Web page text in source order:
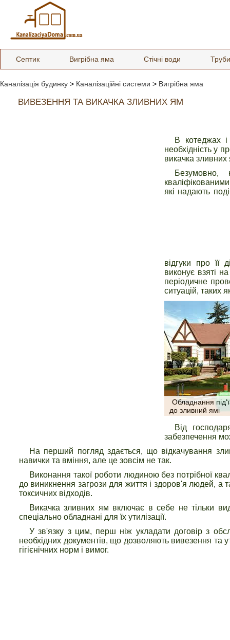
Септик Вигрібна яма Стічні води Труби
Каналізація будинку > Каналізаційні системи > Вигрібна яма
ВИВЕЗЕННЯ ТА ВИКАЧКА ЗЛИВНИХ ЯМ
В котеджах
необхідність у
викачка зливних
які надають
відгуки про її
виконує взяті
періодичне
ситуацій, таких
Обладнання
до зливний ямі
Від
забезпечення
На перший погляд здається, що відкачування
навички та вміння, але це зовсім не так.
Виконання такої роботи людиною без потрібної
до виникнення загрози для життя і здоров'я людей, а
токсичних відходів.
Викачка зливних ям включає в себе не тільки
спеціально обладнані для їх утилізації.
У зв'язку з цим, перш ніж укладати договір з
необхідних документів, що дозволяють вивезення та
гігієнічних норм і вимог.